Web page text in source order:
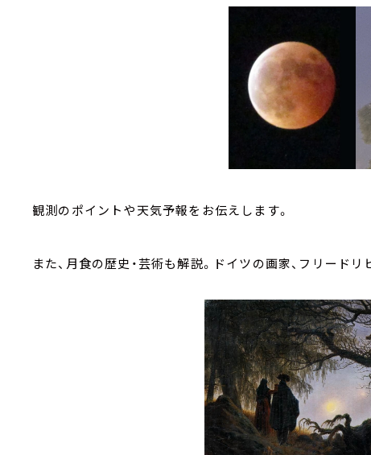
観測のポイントや天気予報をお伝えします。
また、月食の歴史・芸術も解説。ドイツの画家、フリード